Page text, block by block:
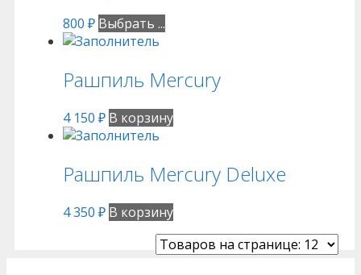
800 ₽ Выбрать ...
Рашпиль Mercury
4 150 ₽ В корзину
Рашпиль Mercury Deluxe
4 350 ₽ В корзину